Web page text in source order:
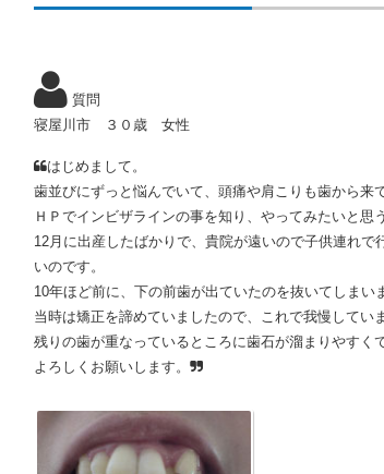
質問
寝屋川市 ３０歳 女性
はじめまして。
歯並びにずっと悩んでいて、頭痛や肩こりも歯から来
ＨＰでインビザラインの事を知り、やってみたいと思
12月に出産したばかりで、貴院が遠いので子供連れ
いのです。
10年ほど前に、下の前歯が出ていたのを抜いてしまい
当時は矯正を諦めていましたので、これで我慢してい
残りの歯が重なっているところに歯石が溜まりやすく
よろしくお願いします。